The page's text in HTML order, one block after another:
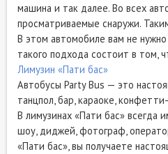
машина и так далее. Во всех
просматриваемые снаружи.
В этом автомобиле вам не
такого подхода состоит в том,
Лимузин «Пати бас»
Автобусы Party Bus — это
танцпол, бар, караоке,
В лимузинах «Пати бас» всегда
шоу, диджей, фотограф,
«Пати бас», вы получаете